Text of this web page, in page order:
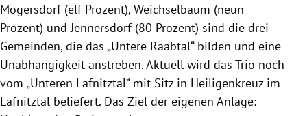
Mogersdorf (elf Prozent), Weichselbaum (neun
Prozent) und Jennersdorf (80 Prozent) sind die drei
Gemeinden, die das „Untere Raabtal“ bilden und eine
Unabhängigkeit anstreben. Aktuell wird das Trio noch
vom „Unteren Lafnitztal“ mit Sitz in Heiligenkreuz im
Lafnitztal beliefert. Das Ziel der eigenen Anlage: